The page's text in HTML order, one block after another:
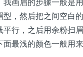
，然后把之间空白
行，之后用余粉扫
最浅的颜色一般用来